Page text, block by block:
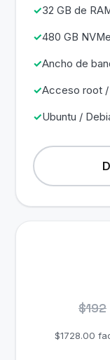
32 GB de
480 GB NVMe
Ancho de
Acceso root /
Ubuntu /
$192
$1728.00